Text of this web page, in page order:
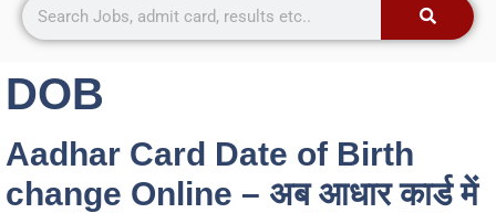
DOB
Aadhar Card Date of Birth
change Online – अब आधार कार्ड में